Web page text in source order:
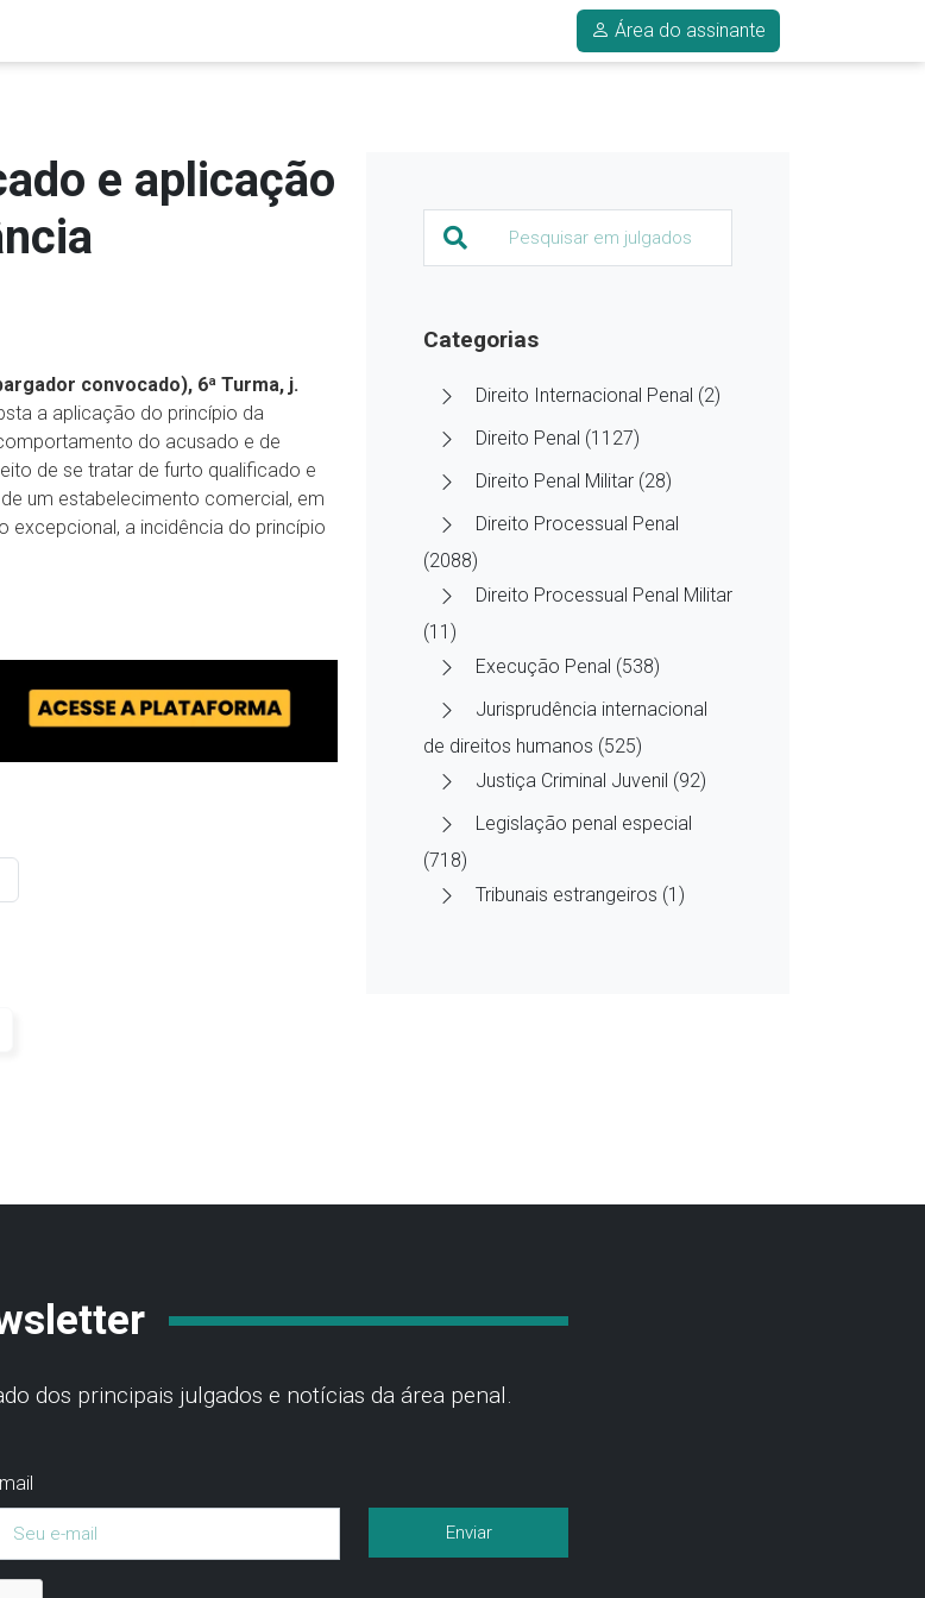
Área do assinante
e aplicação
convocado), 6ª Turma, j.
a aplicação do princípio da
do acusado e de
de se tratar de furto qualificado e
um estabelecimento comercial, em
excepcional, a incidência do princípio
Categorias
Direito Internacional Penal (2)
Direito Penal (1127)
Direito Penal Militar (28)
Direito Processual Penal
(2088)
Direito Processual Penal Militar
(11)
Execução Penal (538)
Jurisprudência internacional
de direitos humanos (525)
Justiça Criminal Juvenil (92)
Legislação penal especial
(718)
Tribunais estrangeiros (1)
dos principais julgados e notícias da área penal.